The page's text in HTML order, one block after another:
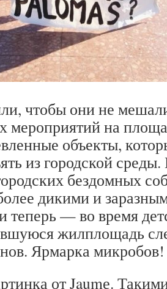
чтобы они не
мероприятий на
объекты,
из городской
бездомных
дикими и
теперь — во время
жилплощадь
Ярмарка микробов!
от Jaumе.